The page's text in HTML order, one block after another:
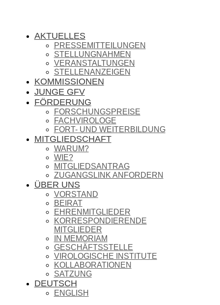
AKTUELLES
PRESSEMITTEILUNGEN
STELLUNGNAHMEN
VERANSTALTUNGEN
STELLENANZEIGEN
KOMMISSIONEN
JUNGE GFV
FÖRDERUNG
FORSCHUNGSPREISE
FACHVIROLOGE
FORT- UND WEITERBILDUNG
MITGLIEDSCHAFT
WARUM?
WIE?
MITGLIEDSANTRAG
ZUGANGSLINK ANFORDERN
ÜBER UNS
VORSTAND
BEIRAT
EHRENMITGLIEDER
KORRESPONDIERENDE
MITGLIEDER
IN MEMORIAM
GESCHÄFTSSTELLE
VIROLOGISCHE INSTITUTE
KOLLABORATIONEN
SATZUNG
DEUTSCH
ENGLISH